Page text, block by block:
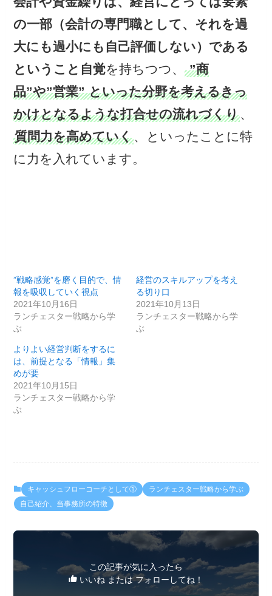
の一部（会計の専門職として、それを過
大にも過小にも自己評価しない）である
ということ自覚を持ちつつ、”商
品”や”営業” といった分野を考えるきっ
かけとなるような打合せの流れづくり、
質問力を高めていく、といったことに特
に力を入れています。
”戦略感覚”を磨く目的で、情
報を吸収していく視点
2021年10月16日
ランチェスター戦略から学
ぶ
経営のスキルアップを考え
る切り口
2021年10月13日
ランチェスター戦略から学
ぶ
よりよい経営判断をするに
は、前提となる「情報」集
めが要
2021年10月15日
ランチェスター戦略から学
ぶ
キャッシュフローコーチとして①
ランチェスター戦略から学ぶ
自己紹介、当事務所の特徴
この記事が気に入ったら
いいね または フォローしてね！